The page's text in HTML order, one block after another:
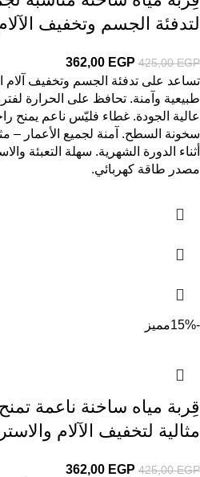
لتدفئة الجسم وتخفيف
425,00EGP
362,00 EGP
تساعد على تدفئة الجسم وتخفيف آلام
عالية الجودة. غطاء فليّس ناعم يمنح
سخونة السطح. آمنة لجميع الأعمار –
أثناء الدورة الشهرية. سهلة التعبئة
مصدر طاقة كهربائي.
-15% مميز
قِربة مياه ساخنة ناعمة
مثالية لتخفيف الآلام
425,00EGP
362,00 EGP